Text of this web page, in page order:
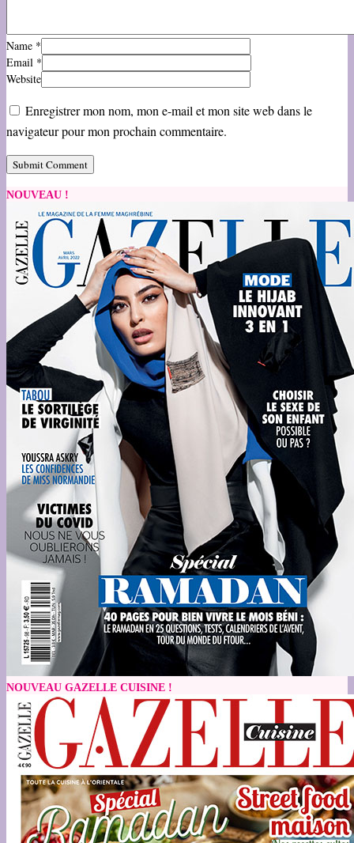
Name *
Email *
Website
Enregistrer mon nom, mon e-mail et mon site web dans le
navigateur pour mon prochain commentaire.
NOUVEAU !
NOUVEAU GAZELLE CUISINE !